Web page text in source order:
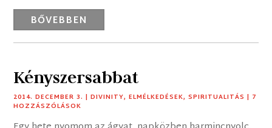
BŐVEBBEN
Kényszersabbat
2014. DECEMBER 3. |DIVINITY,ELMÉLKEDÉSEK,SPIRITUALITÁS | 7
HOZZÁSZÓLÁSOK